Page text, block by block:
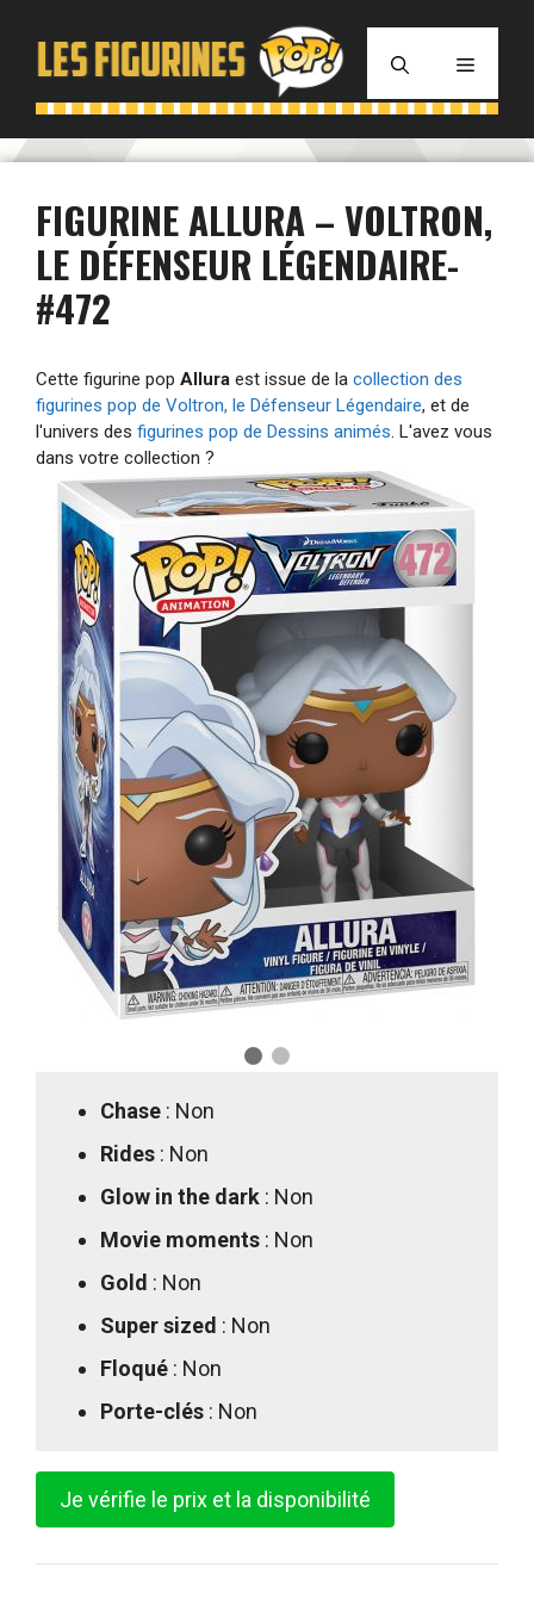
contenu
MENU
FIGURINE ALLURA – VOLTRON,
LE DÉFENSEUR LÉGENDAIRE-
#472
Cette figurine pop Allura est issue de la collection des
figurines pop de Voltron, le Défenseur Légendaire, et de
l'univers des figurines pop de Dessins animés. L'avez vous
dans votre collection ?
Chase : Non
Rides : Non
Glow in the dark : Non
Movie moments : Non
Gold : Non
Super sized : Non
Floqué : Non
Porte-clés : Non
Je vérifie le prix et la disponibilité